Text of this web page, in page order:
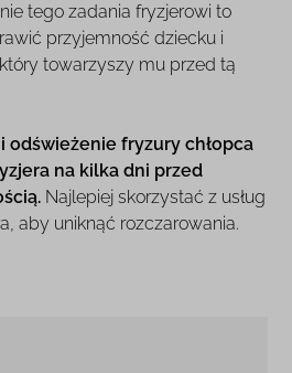
tego zadania fryzjerowi to
przyjemność dziecku i
towarzyszy mu przed tą
odświeżenie fryzury chłopca
na kilka dni przed
Najlepiej skorzystać z usług
aby uniknąć rozczarowania.